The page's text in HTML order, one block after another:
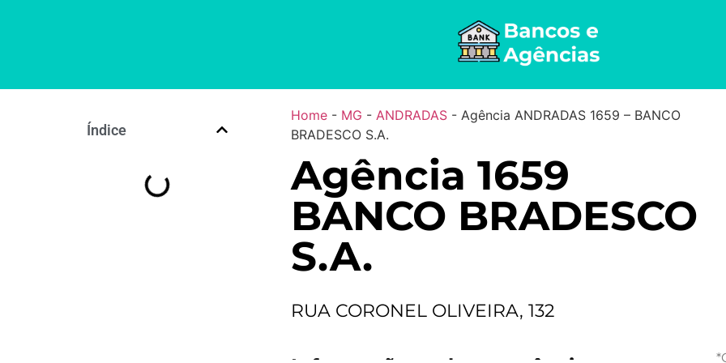
Índice
Home- MG - ANDRADAS- Agência ANDRADAS 1659 – BANCO
BRADESCO S.A.
Agência 1659
BANCO BRADESCO
S.A.
RUA CORONEL OLIVEIRA, 132